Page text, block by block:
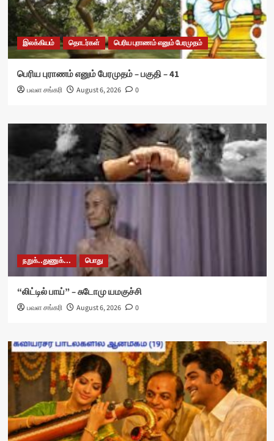
இலக்கியம் தொடர்கள் பெரிய புராணம் எனும் பேரமுதம்
பெரிய புராணம் எனும் பேரமுதம் – பகுதி – 41
பவள சங்கரி August 6, 2026 0
நறுக்..துணுக்... பொது
“லிட்டில் பாய்” – சுடோமு யமகுச்சி
பவள சங்கரி August 6, 2026 0